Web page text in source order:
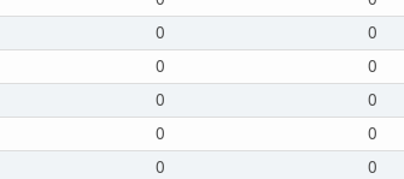
0 0
0 0
0 0
0 0
0 0